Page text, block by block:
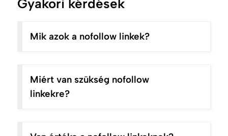
Gyakori kérdések
Mik azok a nofollow linkek?
Miért van szükség nofollow
linkekre?